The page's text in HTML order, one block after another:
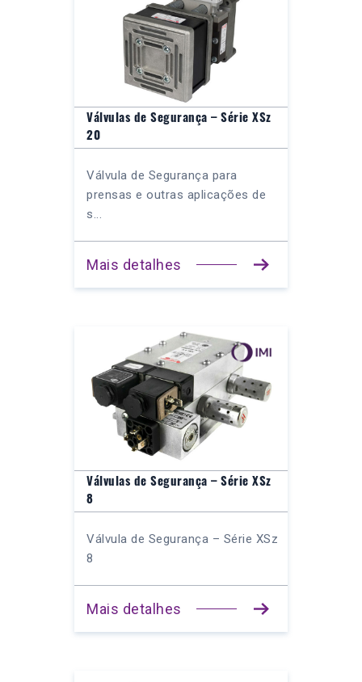
Válvulas de Segurança – Série XSz
20
Válvula de Segurança para
prensas e outras aplicações de
s...
Mais detalhes
Válvulas de Segurança – Série XSz
8
Válvula de Segurança – Série XSz
8
Mais detalhes